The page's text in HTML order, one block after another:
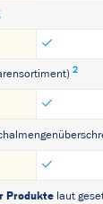
2
Produkte laut